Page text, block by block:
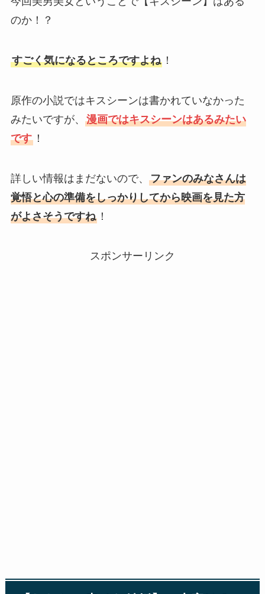
のか！？
すごく気になるところですよね！
原作の小説ではキスシーンは書かれていなかった
みたいですが、 漫画ではキスシーンはあるみたい
です！
詳しい情報はまだないので、 ファンのみなさんは
覚悟と心の準備をしっかりしてから映画を見た方
がよさそうですね！
スポンサーリンク